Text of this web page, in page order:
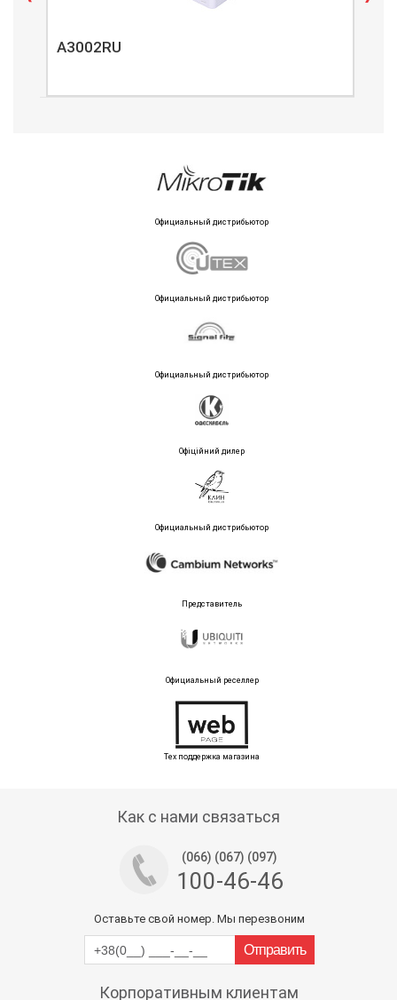
A3002RU
Официальный дистрибьютор
Официальный дистрибьютор
Официальный дистрибьютор
Офіційний дилер
Официальный дистрибьютор
Представитель
Официальный реселлер
Тех поддержка магазина
Как с нами связаться
(066) (067) (097)
100-46-46
Оставьте свой номер. Мы перезвоним
Корпоративным клиентам